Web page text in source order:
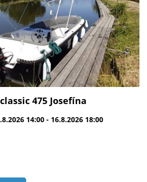
475 Josefína
14:00 - 16.8.2026 18:00